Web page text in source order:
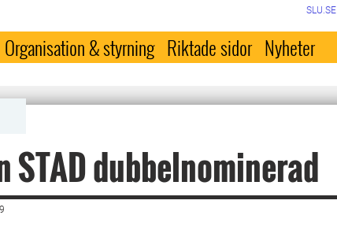
SLU.SE
Organisation & styrning Riktade sidor Nyheter
dubbelnominerad